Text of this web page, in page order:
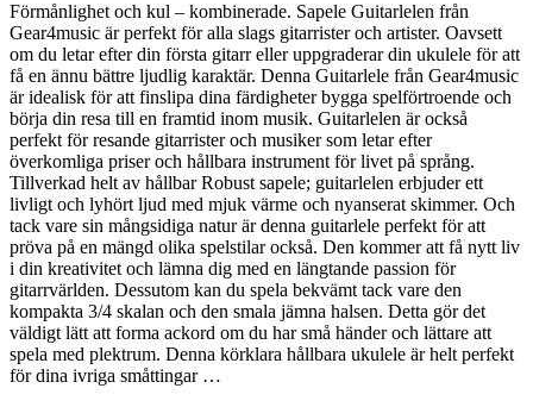
Förmånlighet och kul – kombinerade. Sapele Guitarlelen från
Gear4music är perfekt för alla slags gitarrister och artister. Oavsett
om du letar efter din första gitarr eller uppgraderar din ukulele för att
få en ännu bättre ljudlig karaktär. Denna Guitarlele från Gear4music
är idealisk för att finslipa dina färdigheter bygga spelförtroende och
börja din resa till en framtid inom musik. Guitarlelen är också
perfekt för resande gitarrister och musiker som letar efter
överkomliga priser och hållbara instrument för livet på språng.
Tillverkad helt av hållbar Robust sapele; guitarlelen erbjuder ett
livligt och lyhört ljud med mjuk värme och nyanserat skimmer. Och
tack vare sin mångsidiga natur är denna guitarlele perfekt för att
pröva på en mängd olika spelstilar också. Den kommer att få nytt liv
i din kreativitet och lämna dig med en längtande passion för
gitarrvärlden. Dessutom kan du spela bekvämt tack vare den
kompakta 3/4 skalan och den smala jämna halsen. Detta gör det
väldigt lätt att forma ackord om du har små händer och lättare att
spela med plektrum. Denna körklara hållbara ukulele är helt perfekt
för dina ivriga småttingar …